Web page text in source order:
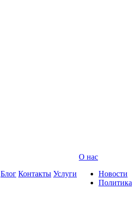
Блог Контакты Услуги
О нас
Новости
Политика